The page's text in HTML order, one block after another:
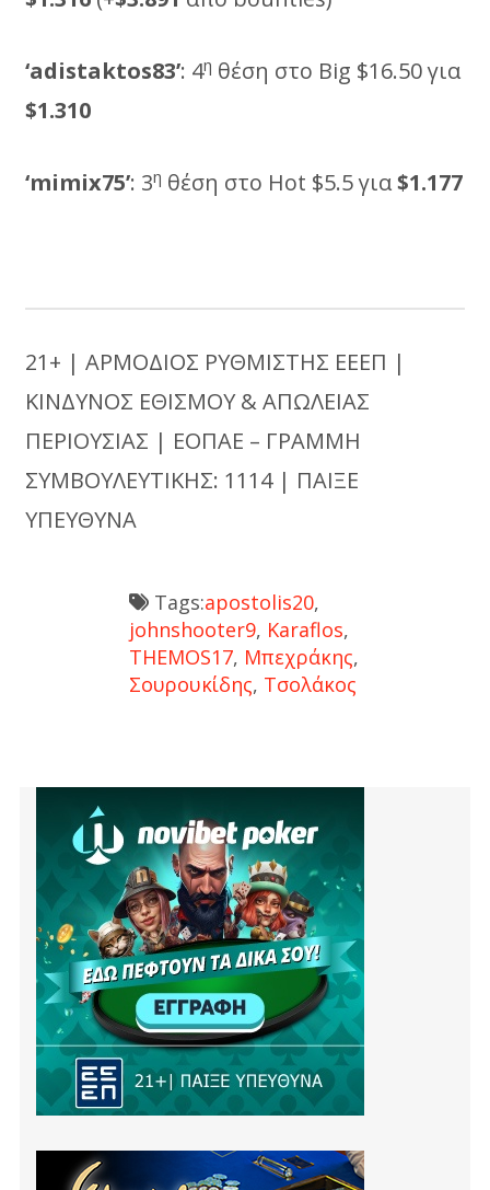
‘adistaktos83’: 4η θέση στο Big $16.50 για
$1.310
‘mimix75’: 3η θέση στο Hot $5.5 για$1.177
21+ | ΑΡΜΟΔΙΟΣ ΡΥΘΜΙΣΤΗΣ ΕΕΕΠ |
ΚΙΝΔΥΝΟΣ ΕΘΙΣΜΟΥ & ΑΠΩΛΕΙΑΣ
ΠΕΡΙΟΥΣΙΑΣ | ΕΟΠΑΕ – ΓΡΑΜΜΗ
ΣΥΜΒΟΥΛΕΥΤΙΚΗΣ: 1114 | ΠΑΙΞΕ
ΥΠΕΥΘΥΝΑ
Tags:apostolis20,
johnshooter9, Karaflos,
THEMOS17, Μπεχράκης,
Σουρουκίδης, Τσολάκος